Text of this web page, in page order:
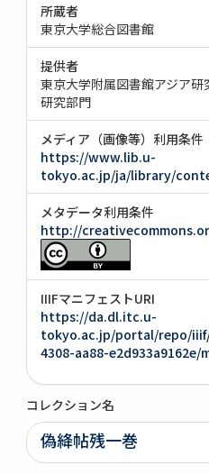
所蔵者
東京大学総合図書館
提供者
東京大学附属図書館アジア
研究部門
メディア（画像等）利用条件
https://www.lib.u-
tokyo.ac.jp/ja/library/
メタデータ利用条件
http://
IIIFマニフェストURI
https://da.dl.itc.u-
tokyo.ac.jp/portal/repo/iiif/
4308-aa88-e2d933a9162e/
コレクション名
偽絳帖残一巻